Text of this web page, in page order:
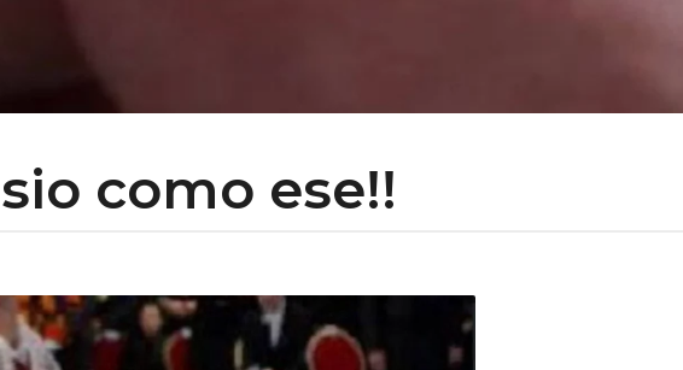
como ese!!